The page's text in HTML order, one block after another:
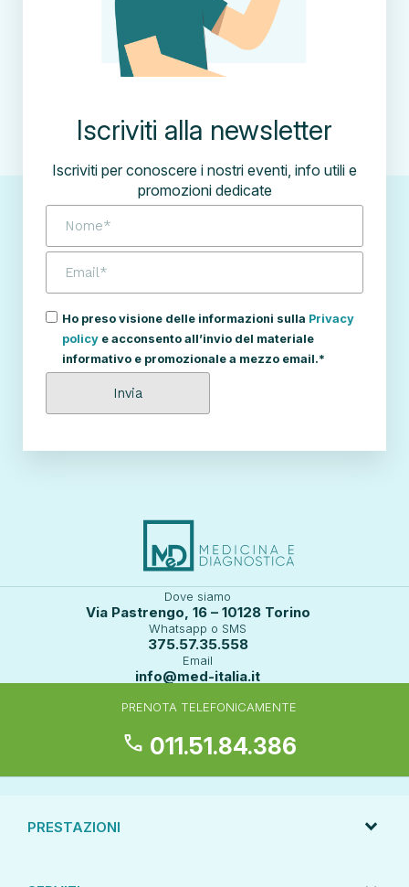
Iscriviti alla newsletter
Iscriviti per conoscere i nostri eventi, info utili e
promozioni dedicate
Ho preso visione delle informazioni sulla Privacy
policy e acconsento all’invio del materiale
informativo e promozionale a mezzo email.*
Dove siamo
Via Pastrengo, 16 – 10128 Torino
Whatsapp o SMS
375.57.35.558
Email
info@med-italia.it
PRENOTA TELEFONICAMENTE
call 011.51.84.386
PRESTAZIONI